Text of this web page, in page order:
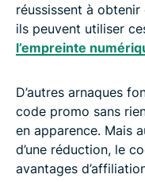
réussissent à
ils peuvent utiliser
l’empreinte
D’autres arnaques
code promo sans
en apparence. Mais
d’une réduction, le
avantages